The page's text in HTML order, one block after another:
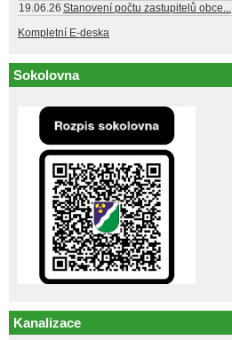
19.06.26 Stanovení počtu zastupitelů obce...
Kompletní E-deska
Sokolovna
Kanalizace